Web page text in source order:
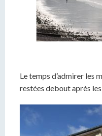
Le temps d’admirer les
restées debout après